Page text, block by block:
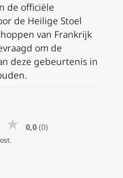
de officiële
de Heilige Stoel
van Frankrijk
om de
deze gebeurtenis in
★ 0,0 (0)